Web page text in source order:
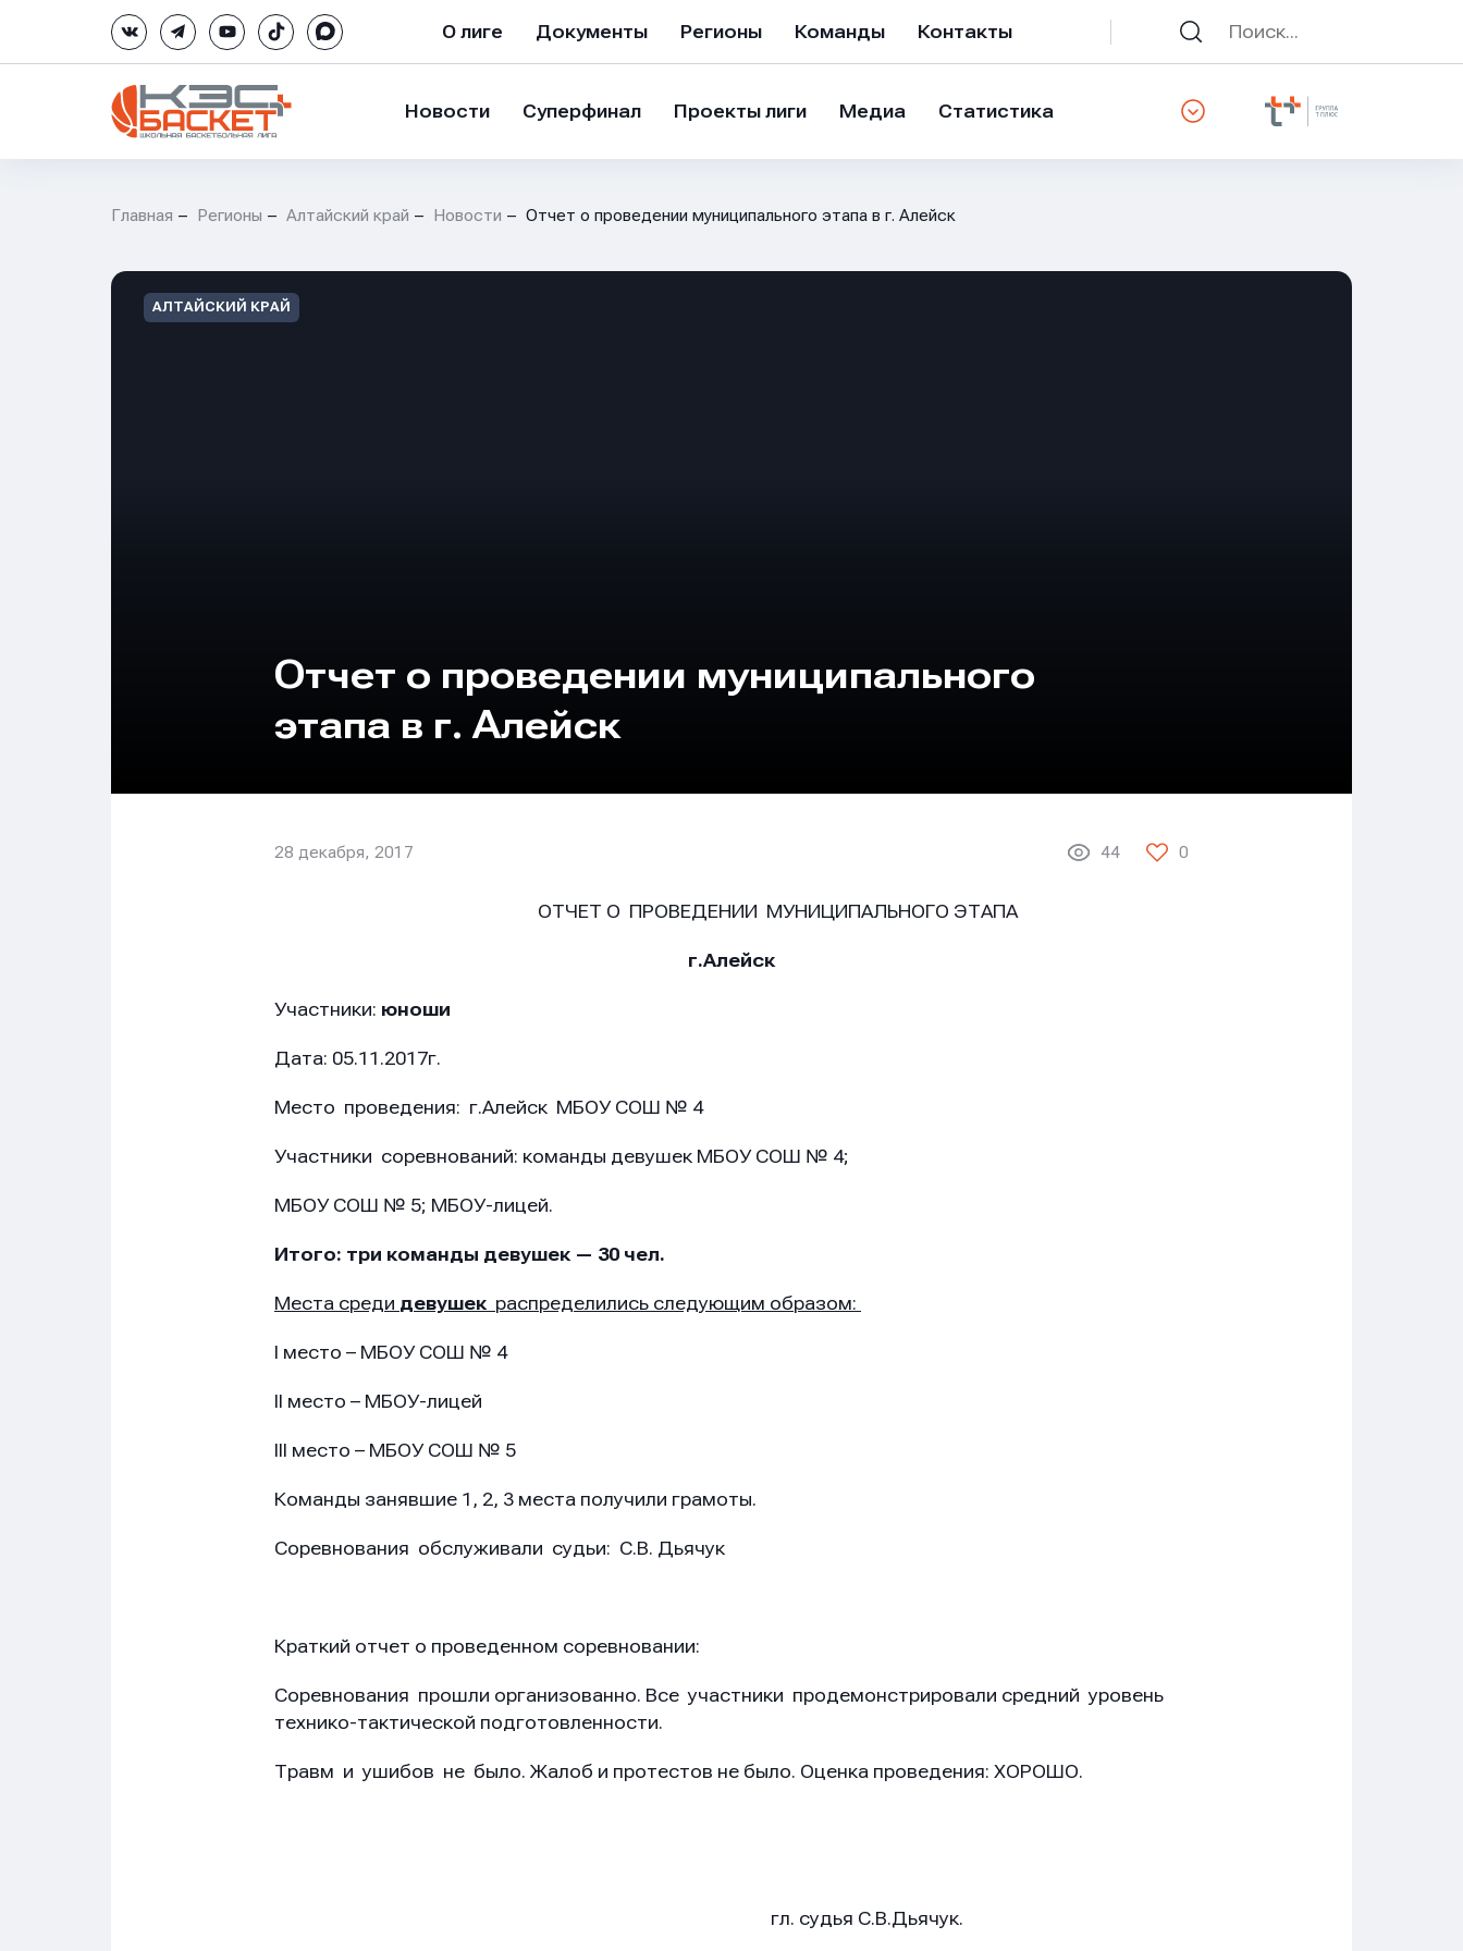
О лиге Документы Регионы Команды Контакты
Новости Суперфинал Проекты лиги Медиа Статистика
Главная Регионы Алтайский край Новости Отчет о проведении муниципального этапа в г. Алейск
АЛТАЙСКИЙ КРАЙ
Отчет о проведении муниципального
этапа в г. Алейск
28 декабря, 2017 44 0
ОТЧЕТ О ПРОВЕДЕНИИ МУНИЦИПАЛЬНОГО ЭТАПА
г.Алейск
Участники: юноши
Дата: 05.11.2017г.
Место проведения: г.Алейск МБОУ СОШ № 4
Участники соревнований: команды девушек МБОУ СОШ № 4;
МБОУ СОШ № 5; МБОУ-лицей.
Итого: три команды девушек — 30 чел.
Места среди девушек распределились следующим образом:
I место – МБОУ СОШ № 4
II место – МБОУ-лицей
III место – МБОУ СОШ № 5
Команды занявшие 1, 2, 3 места получили грамоты.
Соревнования обслуживали судьи: С.В. Дьячук
Краткий отчет о проведенном соревновании:
Соревнования прошли организованно. Все участники продемонстрировали средний уровень
технико-тактической подготовленности.
Травм и ушибов не было. Жалоб и протестов не было. Оценка проведения: ХОРОШО.
гл. судья С.В.Дьячук.